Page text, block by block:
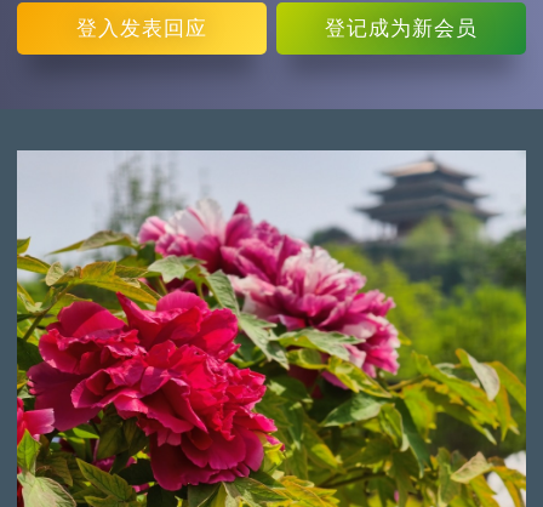
登入 发表回应 登记成为新会员